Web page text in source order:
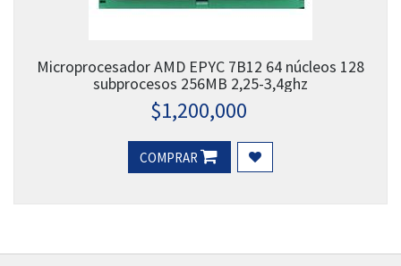
Microprocesador AMD EPYC 7B12 64 núcleos 128
subprocesos 256MB 2,25-3,4ghz
$1,200,000
COMPRAR